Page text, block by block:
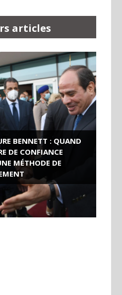
articles
BENNETT : QUAND
DE CONFIANCE
MÉTHODE DE
HEROÏNE DE LA
FRANÇAISE